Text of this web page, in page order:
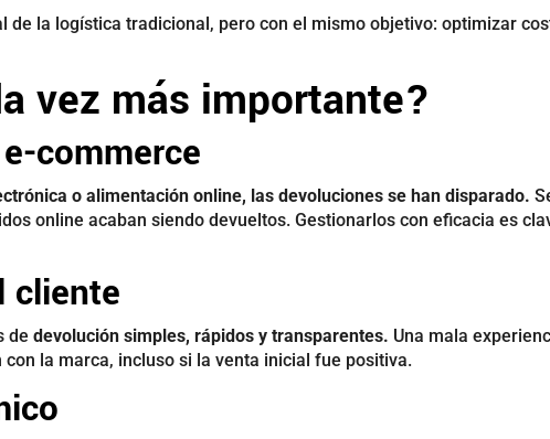
de la logística tradicional, pero con el mismo objetivo: optimizar
vez más importante?
commerce
o alimentación online, las devoluciones se han disparado.
online acaban siendo devueltos. Gestionarlos con eficacia es
cliente
dedevolución simples, rápidos y transparentes. Una mala
la marca, incluso si la venta inicial fue positiva.